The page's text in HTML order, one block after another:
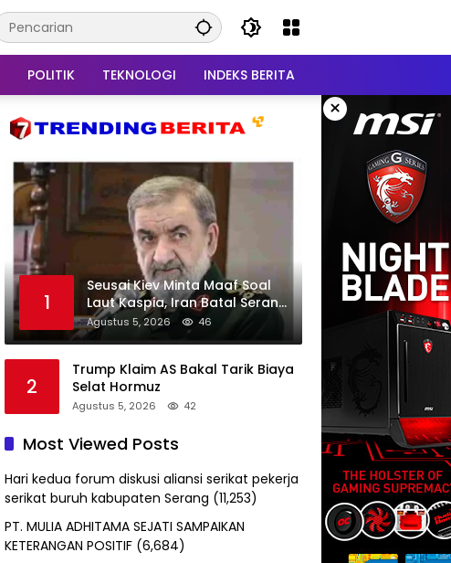
POLITIK TEKNOLOGI INDEKS BERITA
×
1
Seusai Kiev Minta Maaf Soal
Laut Kaspia, Iran Batal Serang
Ukraina
Agustus 5, 2026 46
2
Trump Klaim AS Bakal Tarik Biaya
Selat Hormuz
Agustus 5, 2026 42
Most Viewed Posts
Hari kedua forum diskusi aliansi serikat pekerja
serikat buruh kabupaten Serang (11,253)
PT. MULIA ADHITAMA SEJATI SAMPAIKAN
KETERANGAN POSITIF (6,684)